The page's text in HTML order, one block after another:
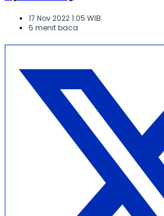
17 Nov 2022 1:05 WIB
5 menit baca